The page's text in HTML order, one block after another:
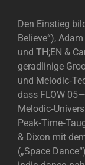
Den Einstieg
Believe“),
und TH;EN &
geradlinige
und
dass FLOW
& Dixon mit
(„Space